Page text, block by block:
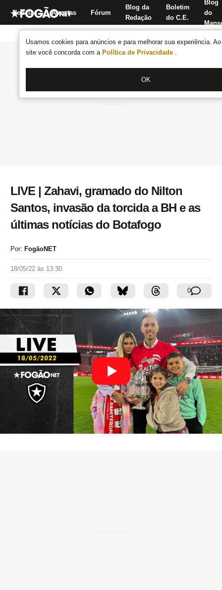
Usamos cookies para anúncios e para melhorar sua experiência.
site você concorda com a Política de Privacidade .
OK
Notícias Apostas Fórum
Blog da
Redação
Boletim
do C.E.
Blog
do
LIVE | Zahavi, gramado do Nilton
Santos, invasão da torcida a BH e as
últimas notícias do Botafogo
Por: FogãoNET
18/05/22 às 13:30
0